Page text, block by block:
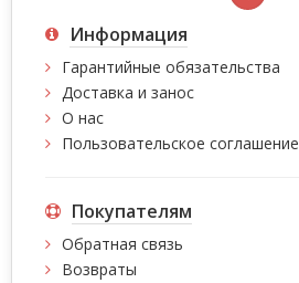
Информация
Гарантийные обязательства
Доставка и занос
О нас
Пользовательское соглашение
Покупателям
Обратная связь
Возвраты